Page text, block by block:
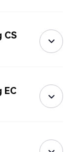
CS
EC